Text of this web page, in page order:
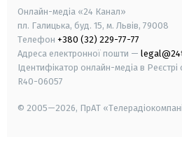
Онлайн-медіа «24 Канал»
пл. Галицька, буд. 15, м. Львів, 79008
Телефон +380 (32) 229-77-77
Адреса електронної пошти —
Ідентифікатор онлайн-медіа в Реєстрі
R40-06057
© 2005—2026, ПрАТ